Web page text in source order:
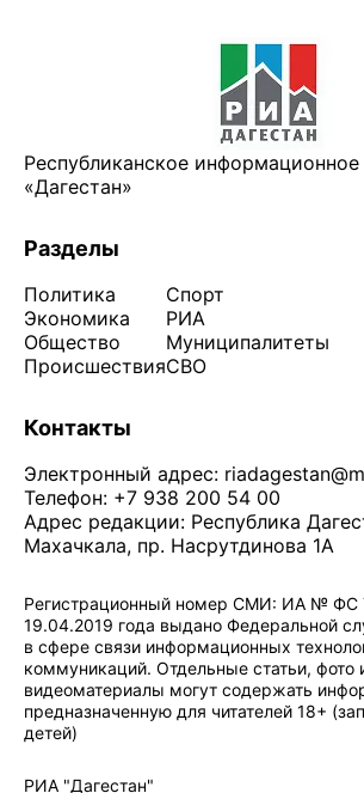
Республиканское информационное
«Дагестан»
Разделы
Политика
Экономика
Общество
Происшествия
Спорт
РИА
Муниципалитеты
СВО
Контакты
Электронный адрес:
Телефон: +7 938 200 54 00
Адрес редакции: Республика
Махачкала, пр. Насрутдинова 1А
Регистрационный номер СМИ: ИА № ФС
19.04.2019 года выдано Федеральной
в сфере связи информационных
коммуникаций. Отдельные статьи, фото
видеоматериалы могут содержать
предназначенную для читателей 18+
детей)
РИА "Дагестан"